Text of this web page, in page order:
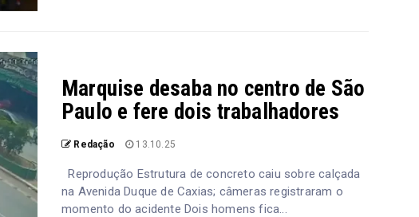
Marquise desaba no centro de São
Paulo e fere dois trabalhadores
Redação 13.10.25
Reprodução Estrutura de concreto caiu sobre calçada
na Avenida Duque de Caxias; câmeras registraram o
momento do acidente Dois homens fica...